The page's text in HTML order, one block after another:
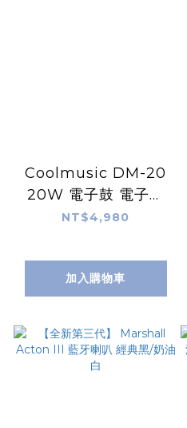
Coolmusic DM-20
20W 電子鼓 電子琴
專用藍牙音箱 全頻率
NT$4,980
加入購物車